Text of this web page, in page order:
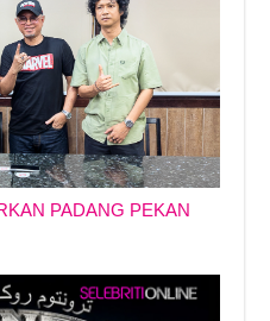
PADANG PEKAN